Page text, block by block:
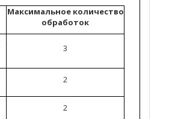
Максимальное количество
обработок
3
2
2